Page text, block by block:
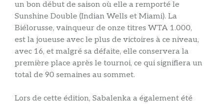
un bon début de saison où elle a remporté le
Sunshine Double (Indian Wells et Miami). La
Biélorusse, vainqueur de onze titres WTA 1.000,
est la joueuse avec le plus de victoires à ce niveau,
avec 16, et malgré sa défaite, elle conservera la
première place après le tournoi, ce qui signifiera un
total de 90 semaines au sommet.
Lors de cette édition, Sabalenka a également été